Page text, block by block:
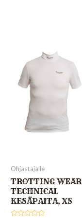
Ohjastajalle
TROTTING WEAR
TECHNICAL
KESÄPAITA, XS